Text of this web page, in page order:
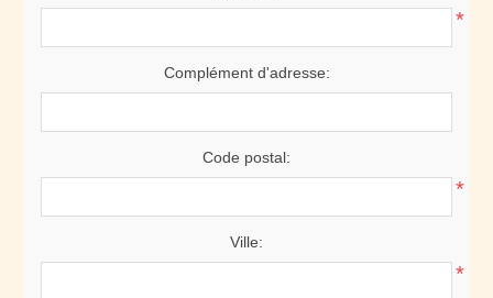
*
Complément d'adresse:
Code postal:
*
Ville:
*